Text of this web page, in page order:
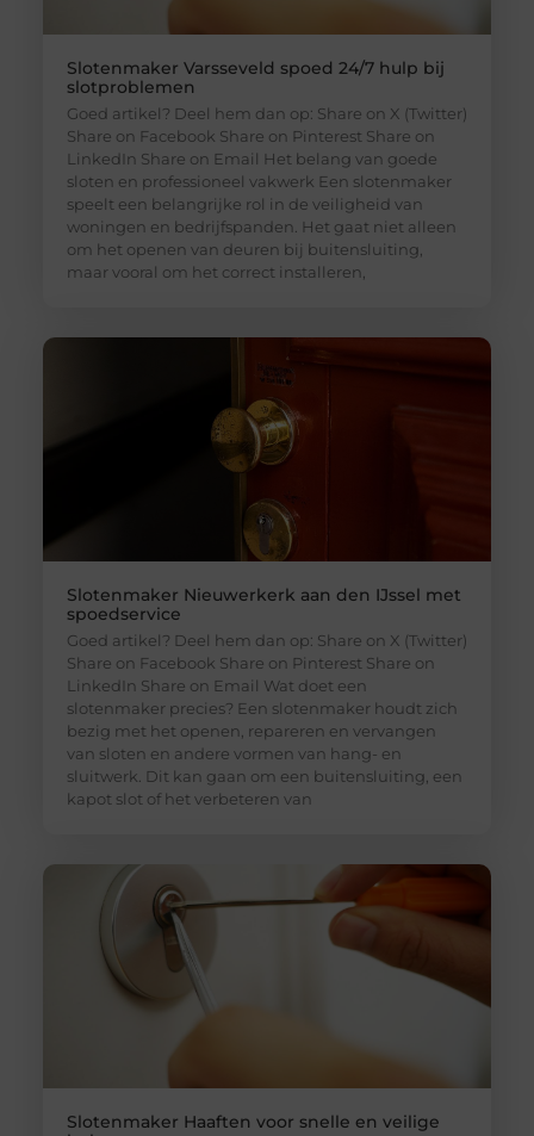
Slotenmaker Varsseveld spoed 24/7 hulp bij
slotproblemen
Goed artikel? Deel hem dan op: Share on X (Twitter)
Share on Facebook Share on Pinterest Share on
LinkedIn Share on Email Het belang van goede
sloten en professioneel vakwerk Een slotenmaker
speelt een belangrijke rol in de veiligheid van
woningen en bedrijfspanden. Het gaat niet alleen
om het openen van deuren bij buitensluiting,
maar vooral om het correct installeren,
Slotenmaker Nieuwerkerk aan den IJssel met
spoedservice
Goed artikel? Deel hem dan op: Share on X (Twitter)
Share on Facebook Share on Pinterest Share on
LinkedIn Share on Email Wat doet een
slotenmaker precies? Een slotenmaker houdt zich
bezig met het openen, repareren en vervangen
van sloten en andere vormen van hang- en
sluitwerk. Dit kan gaan om een buitensluiting, een
kapot slot of het verbeteren van
Slotenmaker Haaften voor snelle en veilige